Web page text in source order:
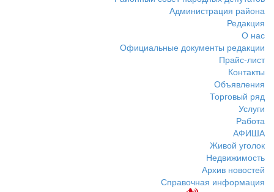
Администрация района
Редакция
О нас
Официальные документы редакции
Прайс-лист
Контакты
Объявления
Торговый ряд
Услуги
Работа
АФИША
Живой уголок
Недвижимость
Архив новостей
Справочная информация